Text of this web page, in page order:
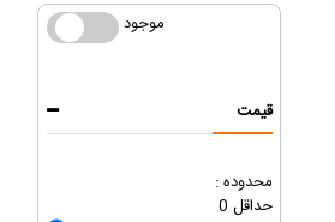
موجود موجود
قیمت
محدوده :
0 حداقل